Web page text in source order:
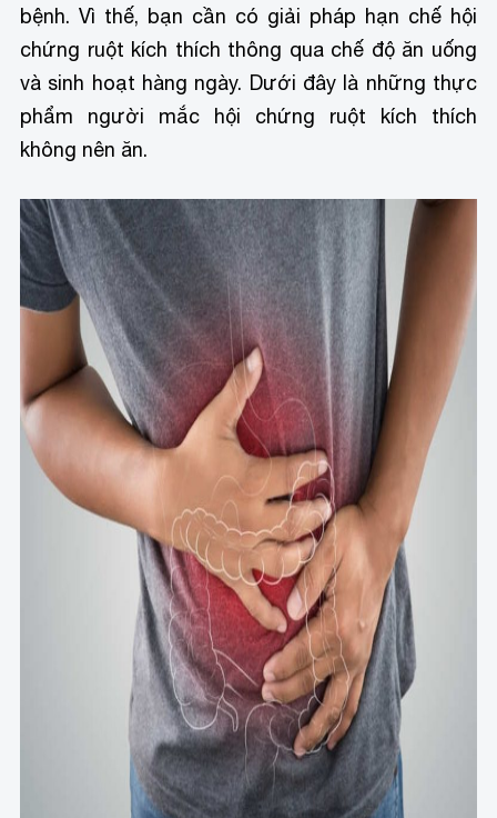
bệnh. Vì thế, bạn cần có giải pháp hạn chế hội
chứng ruột kích thích thông qua chế độ ăn uống
và sinh hoạt hàng ngày. Dưới đây là những thực
phẩm người mắc hội chứng ruột kích thích
không nên ăn.